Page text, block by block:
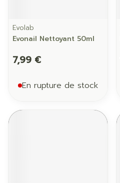
Evolab
Evonail Nettoyant 50ml
7,99 €
En rupture de stock